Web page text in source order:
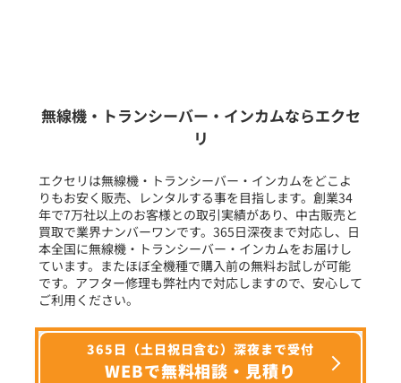
フリーワード入力(製品名等)
選択条件をリセット
無線機・トランシーバー・インカムならエクセ
リ
エクセリは無線機・トランシーバー・インカムをどこよ
りもお安く販売、レンタルする事を目指します。創業34
年で7万社以上のお客様との取引実績があり、中古販売と
買取で業界ナンバーワンです。365日深夜まで対応し、日
本全国に無線機・トランシーバー・インカムをお届けし
ています。またほぼ全機種で購入前の無料お試しが可能
です。アフター修理も弊社内で対応しますので、安心して
ご利用ください。
365日（土日祝日含む）深夜まで受付
WEBで無料相談・見積り